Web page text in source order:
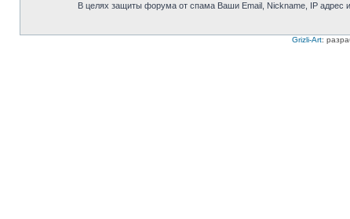
В целях защиты форума от спама Ваши Email, Nickname, IP адрес
Grizli-Art: